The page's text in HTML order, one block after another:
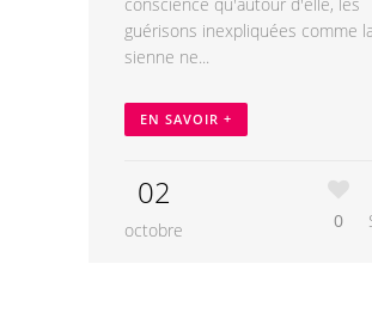
guérisons inexpliquées comme
sienne ne...
EN SAVOIR +
02
octobre 0